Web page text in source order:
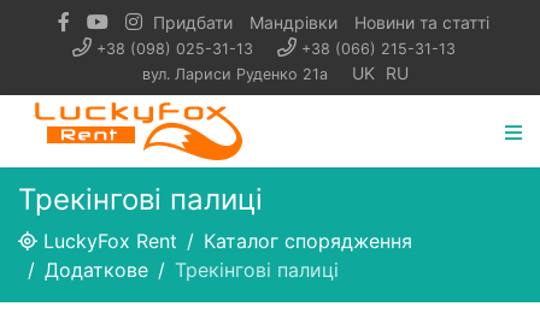
Придбати Мандрівки Новини та статті
+38 (098) 025-31-13
+38 (066) 215-31-13
вул. Лариси Руденко 21а
UK RU
Трекінгові палиці
LuckyFox Rent
Каталог спорядження
Додаткове
Трекінгові палиці